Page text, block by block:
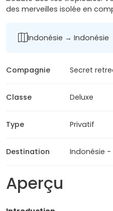
des merveilles isolée en
Indonésie → Indonésie
Compagnie Secret
Classe Deluxe
Type Privatif
Destination Indonésie -
Aperçu